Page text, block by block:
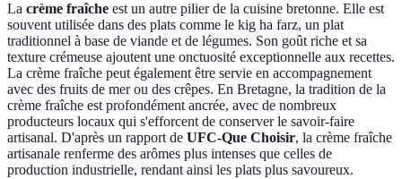
La crème fraîche est un autre pilier de la cuisine bretonne. Elle est
souvent utilisée dans des plats comme le kig ha farz, un plat
traditionnel à base de viande et de légumes. Son goût riche et sa
texture crémeuse ajoutent une onctuosité exceptionnelle aux recettes.
La crème fraîche peut également être servie en accompagnement
avec des fruits de mer ou des crêpes. En Bretagne, la tradition de la
crème fraîche est profondément ancrée, avec de nombreux
producteurs locaux qui s'efforcent de conserver le savoir-faire
artisanal. D'après un rapport de UFC-Que Choisir, la crème fraîche
artisanale renferme des arômes plus intenses que celles de
production industrielle, rendant ainsi les plats plus savoureux.